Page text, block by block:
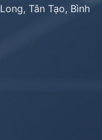
Tân Tạo, Bình